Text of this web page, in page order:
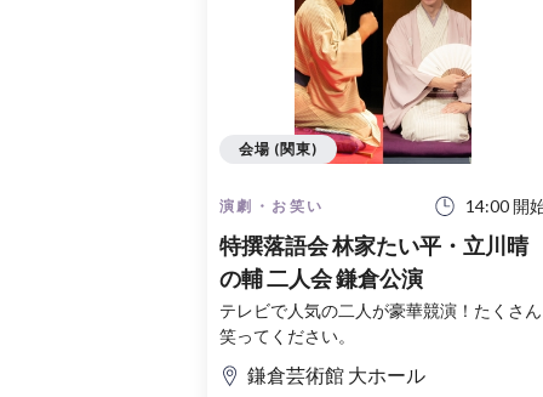
演劇・お笑い 14:00 開
特撰落語会 林家たい平・立川晴
の輔 二人会 鎌倉公演
テレビで人気の二人が豪華競演！たくさん
笑ってください。
鎌倉芸術館 大ホール
会場 (関東)